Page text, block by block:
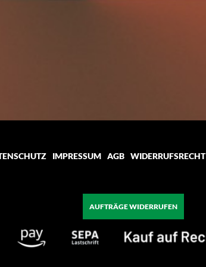
IMPRESSUM AGB WIDERRUFSRECHT
AUFTRÄGE WIDERRUFEN